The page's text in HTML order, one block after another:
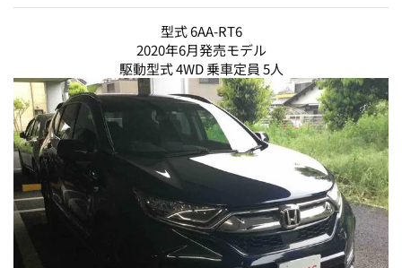
型式 6AA-RT6
2020年6月発売モデル
駆動型式 4WD 乗車定員 5人